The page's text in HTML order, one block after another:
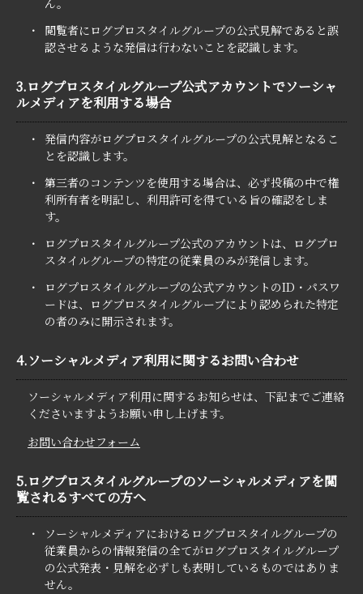
ん。
・
閲覧者にログプロスタイルグループの公式見解であると誤
認させるような発信は行わないことを認識します。
3.ログプロスタイルグループ公式アカウントでソーシャ
ルメディアを利用する場合
・
発信内容がログプロスタイルグループの公式見解となるこ
とを認識します。
・ 第三者のコンテンツを使用する場合は、必ず投稿の中で権
利所有者を明記し、利用許可を得ている旨の確認をしま
す。
・
ログプロスタイルグループ公式のアカウントは、ログプロ
スタイルグループの特定の従業員のみが発信します。
・
ログプロスタイルグループの公式アカウントのID・パスワ
ードは、ログプロスタイルグループにより認められた特定
の者のみに開示されます。
4.ソーシャルメディア利用に関するお問い合わせ
ソーシャルメディア利⽤に関するお知らせは、下記までご連絡
くださいますようお願い申し上げます。
お問い合わせフォーム
5.ログプロスタイルグループのソーシャルメディアを閲
覧されるすべての方へ
・
ソーシャルメディアにおけるログプロスタイルグループの
従業員からの情報発信の全てがログプロスタイルグループ
の公式発表・見解を必ずしも表明しているものではありま
せん。